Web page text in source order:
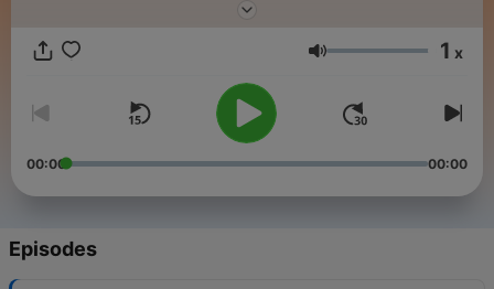
Volume 1 x
00:00 00:00
Episodes